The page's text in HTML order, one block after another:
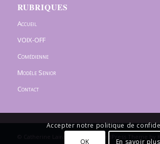
RUBRIQUES
Accueil
VOIX-OFF
Comédienne
Modèle Senior
Contact
© Catherine Lairaud - Enfold WordPress Theme by
Accepter notre politique de
OK
En savoir plus